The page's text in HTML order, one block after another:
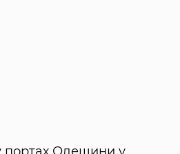
портах Одещини у